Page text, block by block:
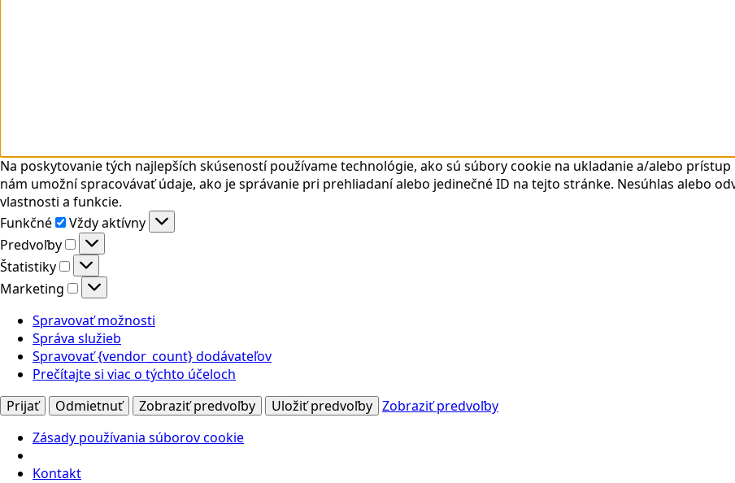
Na poskytovanie tých najlepších skúseností používame technológie, ako sú súbory cookie na ukladanie a/alebo
nám umožní spracovávať údaje, ako je správanie pri prehliadaní alebo jedinečné ID na tejto stránke. Nesúhlas alebo
vlastnosti a funkcie.
Funkčné
Funkčné
Vždy aktívny
Predvoľby
Predvoľby
Štatistiky
Štatistiky
Marketing
Marketing
Spravovať možnosti
Správa služieb
Spravovať {vendor_count} dodávateľov
Prečítajte si viac o týchto účeloch
Prijať
Odmietnuť Zobraziť predvoľby Uložiť predvoľby Zobraziť predvoľby
Zásady používania súborov cookie
Kontakt